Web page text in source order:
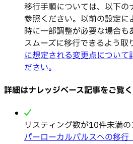
移行手順については、以下の
参照ください。以前の設定に
時に一部調整が必要な場合も
スムーズに移行できるよう取
に想定される変更点について
ださい。
詳細はナレッジベース記事をご覧く
リスティング数が10件未満
パーローカルパルスへの移行